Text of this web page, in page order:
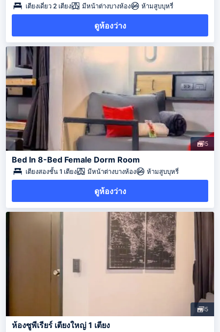
เตียงเดี่ยว 2 เตียง มีหน้าต่างบางห้อง ห้ามสูบบุหรี่
ดูห้องว่าง
5
Bed In 8-Bed Female Dorm Room
เตียงสองชั้น 1 เตียง มีหน้าต่างบางห้อง ห้ามสูบบุหรี่
ดูห้องว่าง
5
ห้องซูพีเรียร์ เตียงใหญ่ 1 เตียง